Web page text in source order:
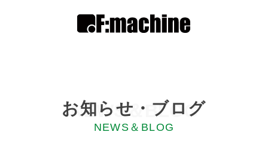
お知らせ・ブログ
NEWS＆BLOG
NEWS＆BLOG